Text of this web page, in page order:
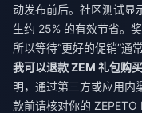
动发布前后。社区测试显
生约 25% 的有效节省。
所以等待“更好的促销”通
我可以退款 ZEM 礼包购买
明，通过第三方或应用内
款前请核对你的 ZEPETO